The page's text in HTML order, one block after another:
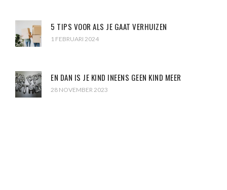
5 TIPS VOOR ALS JE GAAT VERHUIZEN
1 FEBRUARI 2024
EN DAN IS JE KIND INEENS GEEN KIND MEER
28 NOVEMBER 2023